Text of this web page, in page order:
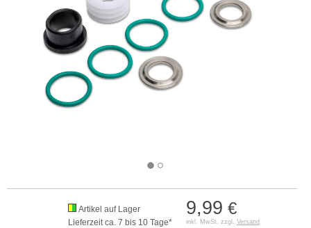
9,99 €
inkl. MwSt. zzgl. Versand
Artikel auf Lager
Lieferzeit ca. 7 bis 10 Tage*